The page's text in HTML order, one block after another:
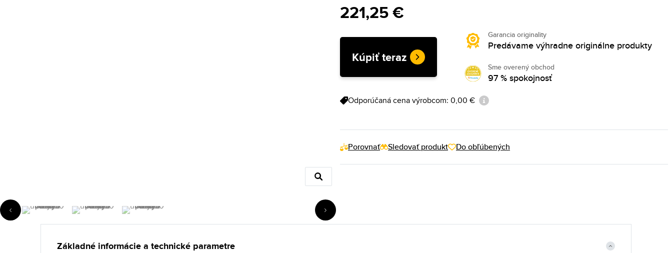
221,25 €
Kúpiť teraz
Garancia originality
Predávame výhradne originálne produkty
Sme overený obchod
97 % spokojnosť
Odporúčaná cena výrobcom: 0,00 €
Porovnať Sledovať produkt Do obľúbených
Základné informácie a technické parametre